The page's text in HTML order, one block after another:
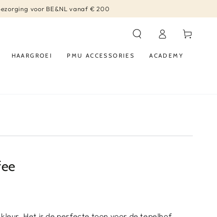
voor BE&NL vanaf € 200
HAARGROEI PMU ACCESSORIES ACADEMY
in
Winkelwagen